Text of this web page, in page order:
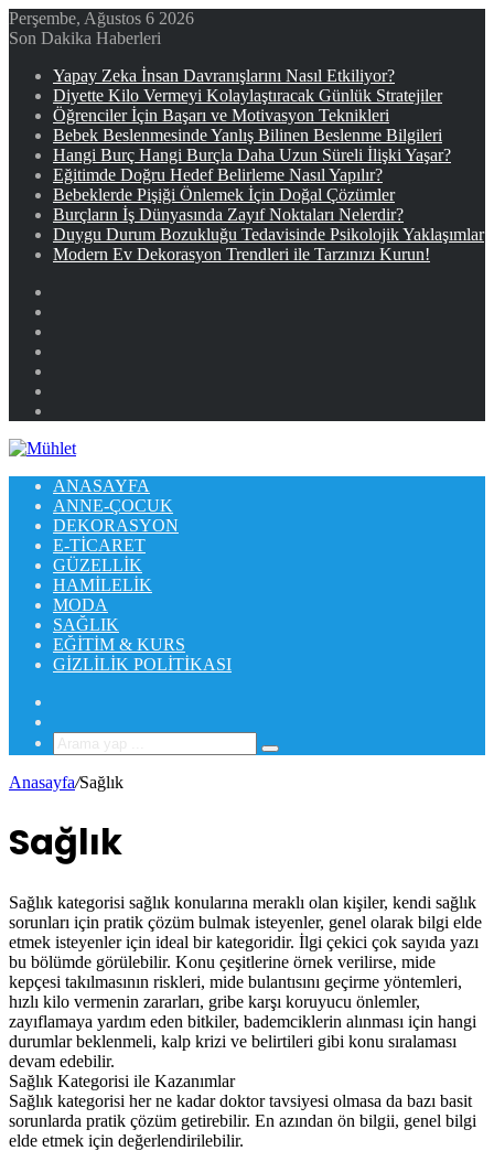
Perşembe, Ağustos 6 2026
Son Dakika Haberleri
Yapay Zeka İnsan Davranışlarını Nasıl Etkiliyor?
Diyette Kilo Vermeyi Kolaylaştıracak Günlük Stratejiler
Öğrenciler İçin Başarı ve Motivasyon Teknikleri
Bebek Beslenmesinde Yanlış Bilinen Beslenme Bilgileri
Hangi Burç Hangi Burçla Daha Uzun Süreli İlişki Yaşar?
Eğitimde Doğru Hedef Belirleme Nasıl Yapılır?
Bebeklerde Pişiği Önlemek İçin Doğal Çözümler
Burçların İş Dünyasında Zayıf Noktaları Nelerdir?
Duygu Durum Bozukluğu Tedavisinde Psikolojik Yaklaşımlar
Modern Ev Dekorasyon Trendleri ile Tarzınızı Kurun!
ANASAYFA
ANNE-ÇOCUK
DEKORASYON
E-TICARET
GÜZELLIK
HAMILELIK
MODA
SAĞLIK
EĞITIM & KURS
GIZLILIK POLITIKASI
Arama
Anasayfa/Sağlık
Sağlık
Sağlık kategorisi sağlık konularına meraklı olan kişiler, kendi sağlık
sorunları için pratik çözüm bulmak isteyenler, genel olarak bilgi elde
etmek isteyenler için ideal bir kategoridir. İlgi çekici çok sayıda yazı
bu bölümde görülebilir. Konu çeşitlerine örnek verilirse, mide
kepçesi takılmasının riskleri, mide bulantısını geçirme yöntemleri,
hızlı kilo vermenin zararları, gribe karşı koruyucu önlemler,
zayıflamaya yardım eden bitkiler, bademciklerin alınması için hangi
durumlar beklenmeli, kalp krizi ve belirtileri gibi konu sıralaması
devam edebilir.
Sağlık Kategorisi ile Kazanımlar
Sağlık kategorisi her ne kadar doktor tavsiyesi olmasa da bazı basit
sorunlarda pratik çözüm getirebilir. En azından ön bilgii, genel bilgi
elde etmek için değerlendirilebilir.